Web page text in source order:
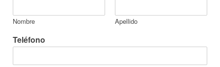
Nombre Apellido
Teléfono